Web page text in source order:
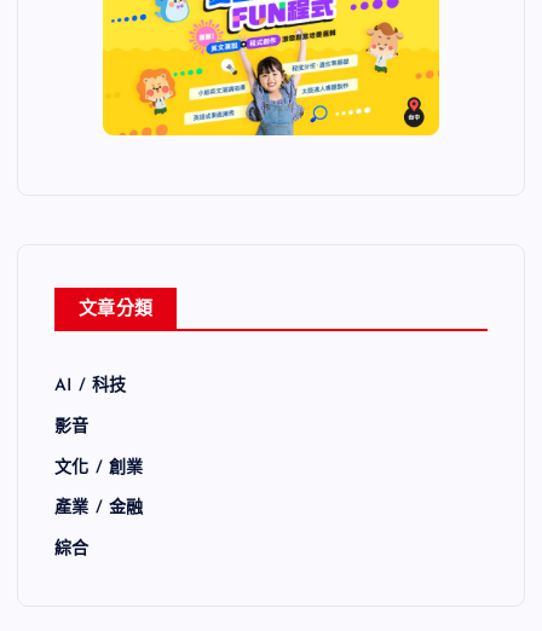
文章分類
AI / 科技
影音
文化 / 創業
產業 / 金融
綜合